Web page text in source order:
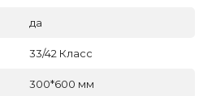
да
33/42 Класс
300*600 мм